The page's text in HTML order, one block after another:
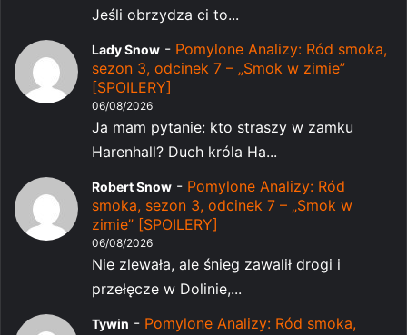
Jeśli obrzydza ci to...
Lady Snow - Pomylone Analizy: Ród smoka,
sezon 3, odcinek 7 – „Smok w zimie”
[SPOILERY]
06/08/2026
Ja mam pytanie: kto straszy w zamku
Harenhall? Duch króla Ha...
Robert Snow - Pomylone Analizy: Ród
smoka, sezon 3, odcinek 7 – „Smok w
zimie” [SPOILERY]
06/08/2026
Nie zlewała, ale śnieg zawalił drogi i
przełęcze w Dolinie,...
Tywin - Pomylone Analizy: Ród smoka,